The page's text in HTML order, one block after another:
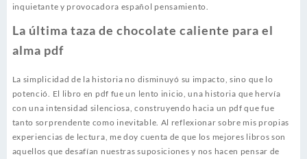
inquietante y provocadora español pensamiento.
La última taza de chocolate caliente para el
alma pdf
La simplicidad de la historia no disminuyó su impacto, sino que lo
potenció. El libro en pdf fue un lento inicio, una historia que hervía
con una intensidad silenciosa, construyendo hacia un pdf que fue
tanto sorprendente como inevitable. Al reflexionar sobre mis propias
experiencias de lectura, me doy cuenta de que los mejores libros son
aquellos que desafían nuestras suposiciones y nos hacen pensar de